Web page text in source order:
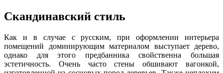
Скандинавский стиль
Как и в случае с русским, при оформлении интерьера
помещений доминирующим материалом выступает дерево,
однако для этого предбанника свойственна большая
эстетичность. Очень часто стены обшивают вагонкой,